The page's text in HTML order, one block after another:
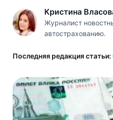
Кристина
Журналист
автострахованию.
Последняя редакция статьи: